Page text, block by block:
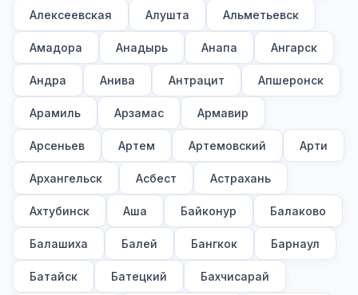
Алексеевская Алушта Альметьевск
Амадора Анадырь Анапа Ангарск
Андра Анива Антрацит Апшеронск
Арамиль Арзамас Армавир
Арсеньев Артем Артемовский Арти
Архангельск Асбест Астрахань
Ахтубинск Аша Байконур Балаково
Балашиха Балей Бангкок Барнаул
Батайск Батецкий Бахчисарай